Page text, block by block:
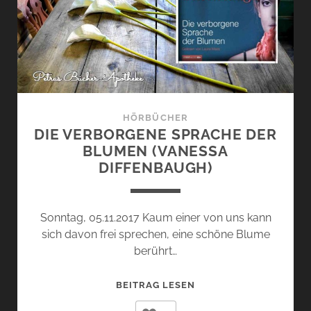
HÖRBÜCHER
DIE VERBORGENE SPRACHE DER
BLUMEN (VANESSA
DIFFENBAUGH)
Sonntag, 05.11.2017 Kaum einer von uns kann
sich davon frei sprechen, eine schöne Blume
berührt…
BEITRAG LESEN